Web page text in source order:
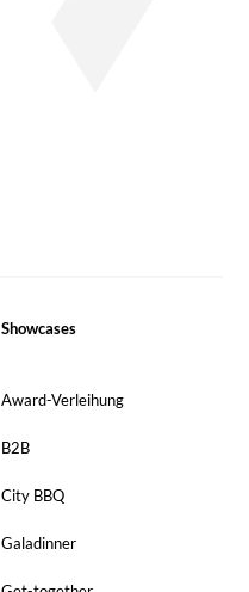
Showcases
Award-Verleihung
B2B
City BBQ
Galadinner